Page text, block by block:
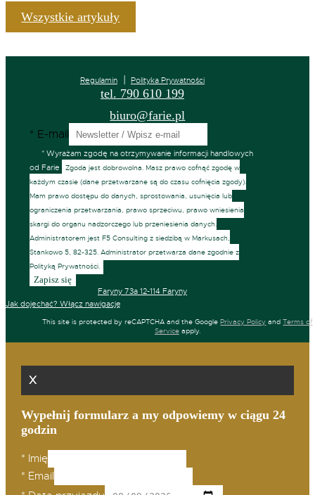
Wszystkie artykuły
Regulamin Polityka Prywatności
tel. 790 610 199
biuro@farie.pl
* E-mail
* Wyrażam zgodę na otrzymywanie informacji handlowych
od Farie
Zgoda jest dobrowolna. Masz prawo cofnąć zgodę w
każdym czasie (dane przetwarzane są do czasu cofnięcia zgody).
Mam prawo dostępu do danych, sprostowania, usunięcia lub
ograniczenia przetwarzania, prawo sprzeciwu, prawo wniesienia
skargi do organu nadzorczego lub przeniesienia danych.
Administratorem jest F5 Consulting z siedzibą w Markusach,
Stankowo 5, 82-325. Administrator przetwarza dane zgodnie z
Polityką Prywatności.
Faryny 73a 12-114 Faryny
Jak dojechać? Włącz nawigację
This site is protected by reCAPTCHA and the GooglePrivacy Policy andTerms of
Serviceapply.
X
Wypełnij formularz a my odpowiemy w ciągu 24
godzin
* Imię
* Email